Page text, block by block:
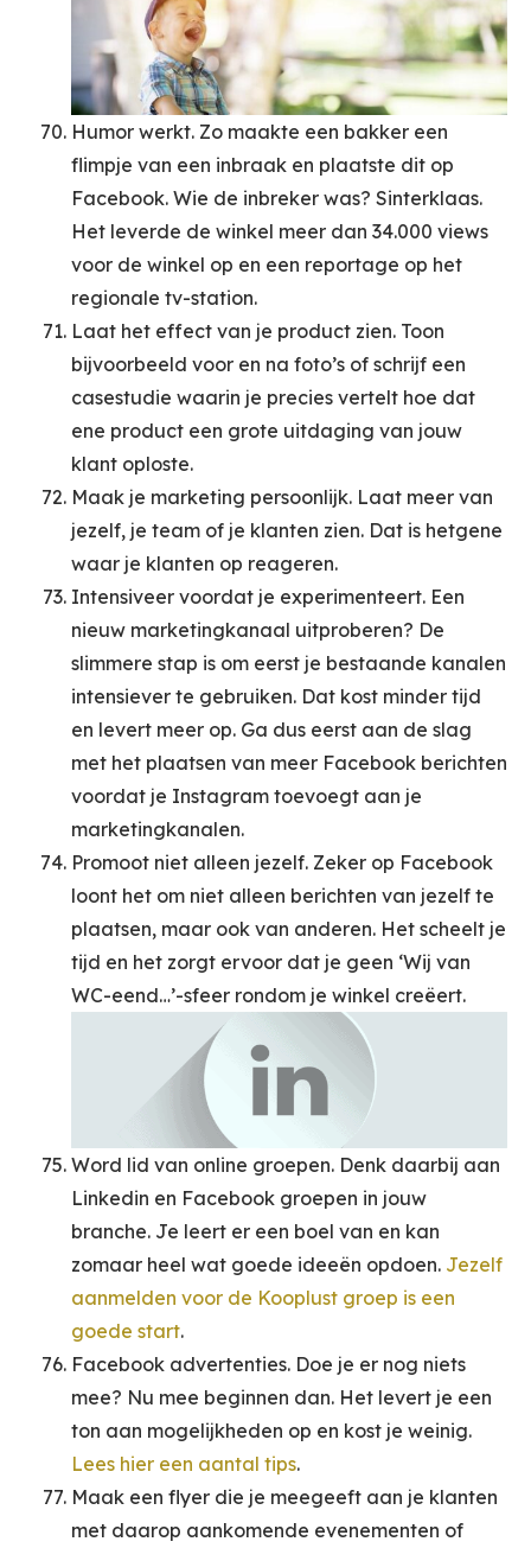
Humor werkt. Zo maakte een bakker een
flimpje van een inbraak en plaatste dit op
Facebook. Wie de inbreker was? Sinterklaas.
Het leverde de winkel meer dan 34.000 views
voor de winkel op en een reportage op het
regionale tv-station.
Laat het effect van je product zien. Toon
bijvoorbeeld voor en na foto’s of schrijf een
casestudie waarin je precies vertelt hoe dat
ene product een grote uitdaging van jouw
klant oploste.
Maak je marketing persoonlijk. Laat meer van
jezelf, je team of je klanten zien. Dat is hetgene
waar je klanten op reageren.
Intensiveer voordat je experimenteert. Een
nieuw marketingkanaal uitproberen? De
slimmere stap is om eerst je bestaande kanalen
intensiever te gebruiken. Dat kost minder tijd
en levert meer op. Ga dus eerst aan de slag
met het plaatsen van meer Facebook berichten
voordat je Instagram toevoegt aan je
marketingkanalen.
Promoot niet alleen jezelf. Zeker op Facebook
loont het om niet alleen berichten van jezelf te
plaatsen, maar ook van anderen. Het scheelt je
tijd en het zorgt ervoor dat je geen ‘Wij van
WC-eend…’-sfeer rondom je winkel creëert.
Word lid van online groepen. Denk daarbij aan
Linkedin en Facebook groepen in jouw
branche. Je leert er een boel van en kan
zomaar heel wat goede ideeën opdoen. Jezelf
aanmelden voor de Kooplust groep is een
goede start.
Facebook advertenties. Doe je er nog niets
mee? Nu mee beginnen dan. Het levert je een
ton aan mogelijkheden op en kost je weinig.
Lees hier een aantal tips.
Maak een flyer die je meegeeft aan je klanten
met daarop aankomende evenementen of